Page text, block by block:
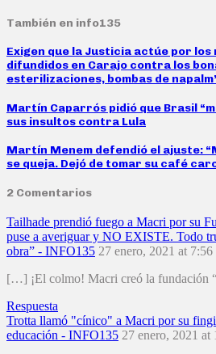
También en info135
Exigen que la Justicia actúe por los
difundidos en Carajo contra los
esterilizaciones, bombas de
Martín Caparrós pidió que Brasil
sus insultos contra Lula
Martín Menem defendió el ajuste:
se queja. Dejó de tomar su café
2 Comentarios
Tailhade prendió fuego a Macri por su
puse a averiguar y NO EXISTE. Todo
obra” - INFO135 27 enero, 2021 at 7:56
[…] ¡El colmo! Macri creó la
Respuesta
Trotta llamó "cínico" a Macri por su
educación - INFO135 27 enero, 2021 at